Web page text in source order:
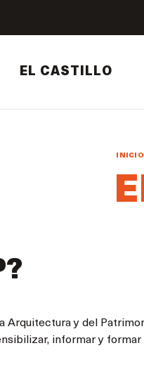
EL CASTILLO
INICIO
Arquitectura y del
informar y